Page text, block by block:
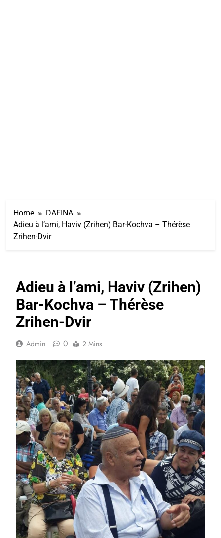
Home
DAFINA
Adieu à l’ami, Haviv (Zrihen) Bar-Kochva – Thérèse
Zrihen-Dvir
Adieu à l’ami, Haviv (Zrihen)
Bar-Kochva – Thérèse
Zrihen-Dvir
Admin 0 2 Mins